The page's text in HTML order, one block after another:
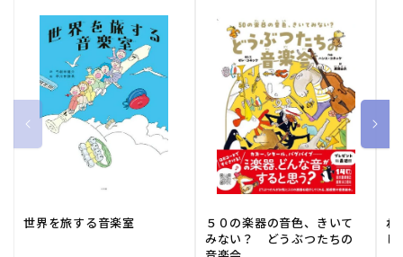
世界を旅する音楽室
５０の楽器の音色、きいて
みない？ どうぶつたちの
ね